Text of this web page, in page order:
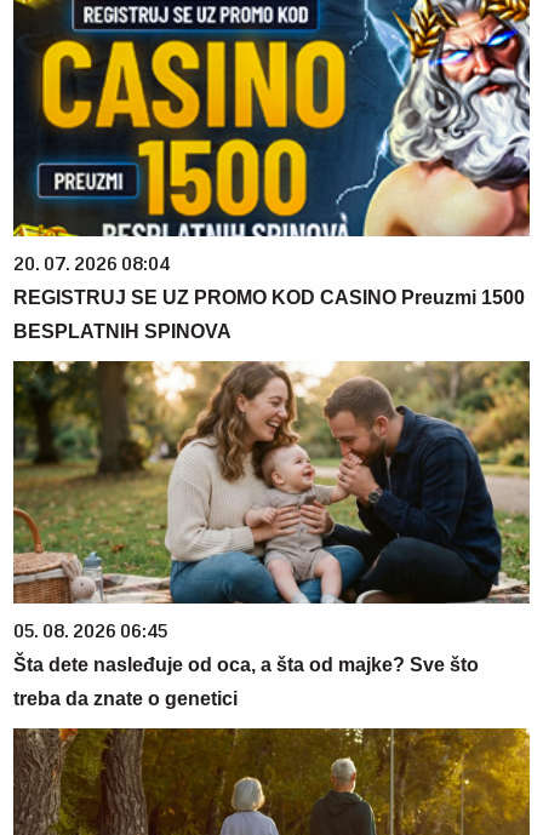
20. 07. 2026 08:04
REGISTRUJ SE UZ PROMO KOD CASINO Preuzmi 1500
BESPLATNIH SPINOVA
05. 08. 2026 06:45
Šta dete nasleđuje od oca, a šta od majke? Sve što
treba da znate o genetici